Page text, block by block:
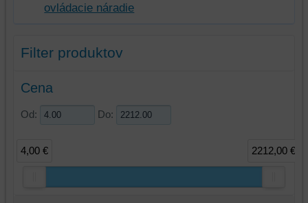
ovládacie náradie
Filter produktov
Cena
Od: Do:
4,00 € 2212,00 €